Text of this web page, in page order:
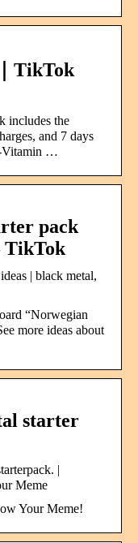
TikTok
includes the
and 7 days
Vitamin …
pack
TikTok
| black metal,
“Norwegian
more ideas about
starter
|
Meme
Your Meme!